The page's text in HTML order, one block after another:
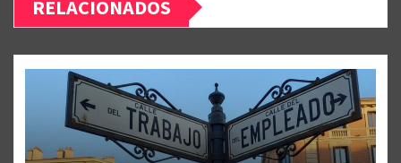
RELACIONADOS